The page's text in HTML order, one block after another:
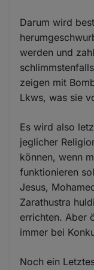
Darum wird
werden und
zeigen mit
Lkws, was sie
Es wird also
jeglicher
können, wenn
funktionieren
Jesus,
Zarathustra
errichten. Aber
immer bei
Noch ein